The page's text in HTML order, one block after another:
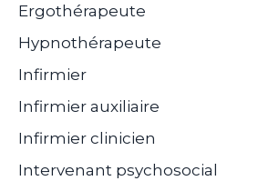
Ergothérapeute
Hypnothérapeute
Infirmier
Infirmier auxiliaire
Infirmier clinicien
Intervenant psychosocial